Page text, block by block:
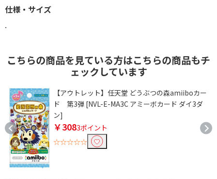
仕様・サイズ
.
こちらの商品を見ている方はこちらの商品もチ
ェックしています
【アウトレット】任天堂 どうぶつの森amiiboカー
ド 第3弾 [NVL-E-MA3C アミーボカード ダイ3ダ
ン]
￥3083ポイント
☆☆☆☆☆